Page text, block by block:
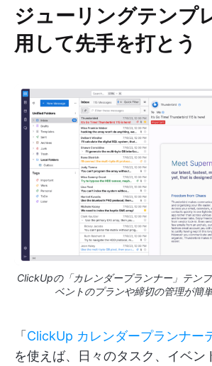
ジューリングテンプ
用して先手を打とう
ClickUpの「カレンダープランナー」テン
ベントのプランや締切の管理が簡
「 ClickUp カレンダープランナー
を使えば、日々のタスク、イベン